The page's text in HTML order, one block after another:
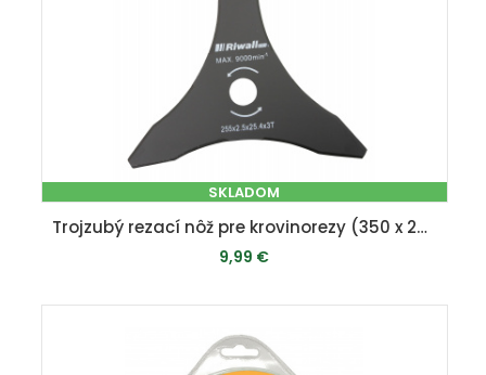
SKLADOM
Trojzubý rezací nôž pre krovinorezy (350 x 25,4 x 4 mm)
9,99 €